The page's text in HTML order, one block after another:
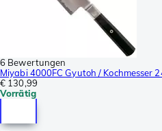
6 Bewertungen
Miyabi 4000FC Gyutoh / Kochmesser
€ 130,99
Vorrätig